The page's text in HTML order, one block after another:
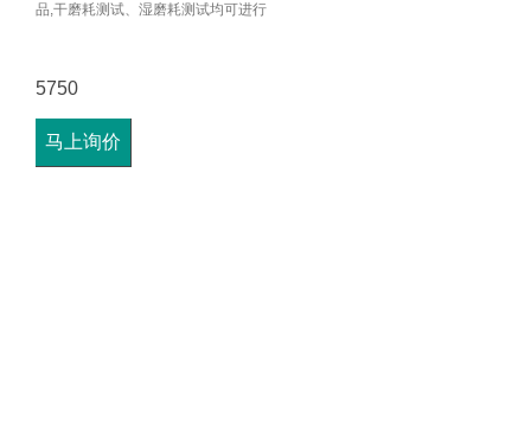
品,干磨耗测试、湿磨耗测试均可进行
5750
马上询价